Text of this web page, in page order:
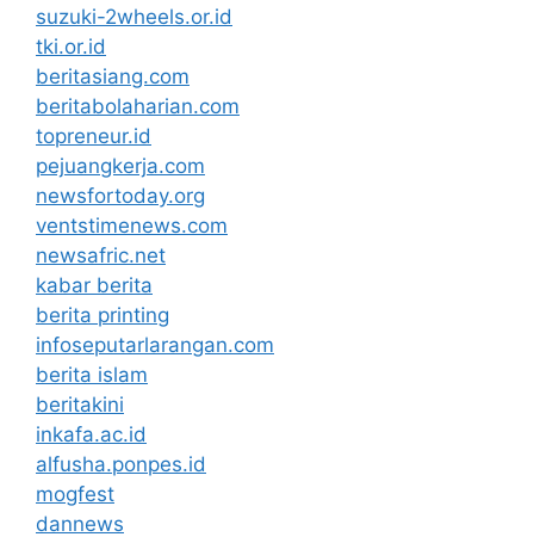
suzuki-2wheels.or.id
tki.or.id
beritasiang.com
beritabolaharian.com
topreneur.id
pejuangkerja.com
newsfortoday.org
ventstimenews.com
newsafric.net
kabar berita
berita printing
infoseputarlarangan.com
berita islam
beritakini
inkafa.ac.id
alfusha.ponpes.id
mogfest
dannews